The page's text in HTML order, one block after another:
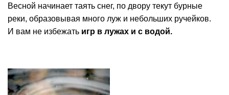
Весной начинает таять снег, по двору текут бурные
реки, образовывая много луж и небольших ручейков.
И вам не избежать игр в лужах и с водой.